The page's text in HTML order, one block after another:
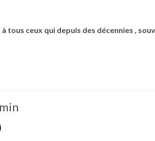
tous ceux qui depuis des décennies ,